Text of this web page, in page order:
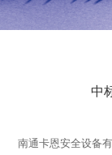
中
南通卡恩安全设备